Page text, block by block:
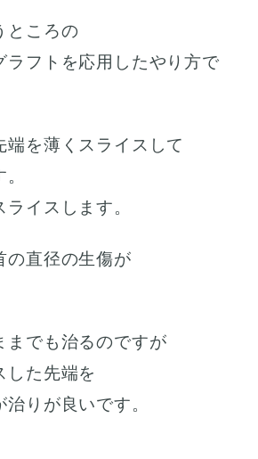
ところの
ラフトを応用したやり方で
端を薄くスライスして
イスします。
の直径の生傷が
までも治るのですが
した先端を
りが良いです。